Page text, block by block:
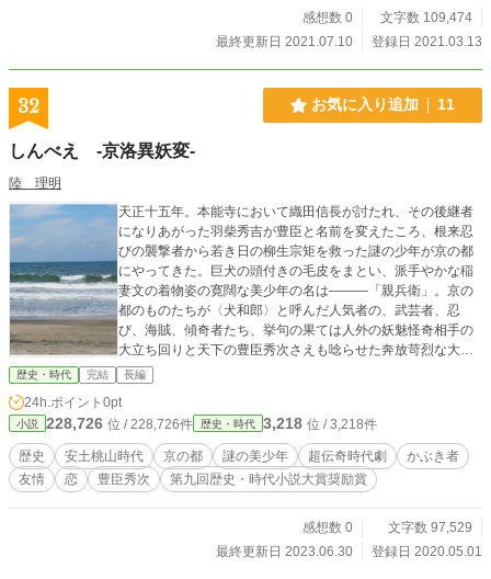
感想数 0
文字数 109,474
最終更新日 2021.07.10
登録日 2021.03.13
32 お気に入り追加 11
しんべえ -京洛異妖変-
陸 理明
天正十五年。本能寺において織田信長が討たれ、その後継者
になりあがった羽柴秀吉が豊臣と名前を変えたころ、根来忍
びの襲撃者から若き日の柳生宗矩を救った謎の少年が京の都
にやってきた。巨犬の頭付きの毛皮をまとい、派手やかな稲
妻文の着物姿の寛闊な美少年の名は―――「親兵衛」。京の
都のものたちが〈犬和郎〉と呼んだ人気者の、武芸者、忍
び、海賊、傾奇者たち、挙句の果ては人外の妖魅怪奇相手の
大立ち回りと天下の豊臣秀次さえも唸らせた奔放苛烈な大活
躍を描く超伝奇時代長編。転生・タイムスリップ・歴史改変
などはありません。
歴史・時代 完結 長編
24h.ポイント 0pt
小説 228,726 位 / 228,726件 歴史・時代 3,218 位 / 3,218件
歴史 安土桃山時代 京の都 謎の美少年 超伝奇時代劇
かぶき者
友情
恋 豊臣秀次 第九回歴史・時代小説大賞奨励賞
感想数 0
文字数 97,529
最終更新日 2023.06.30
登録日 2020.05.01